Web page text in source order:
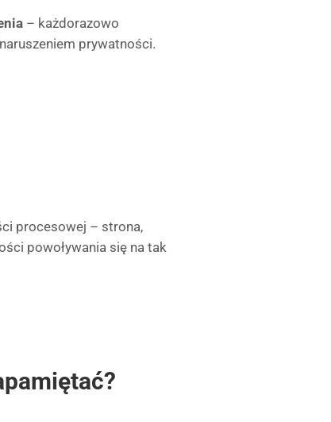
– każdorazowo
prywatności.
procesowej – strona,
powoływania się na tak